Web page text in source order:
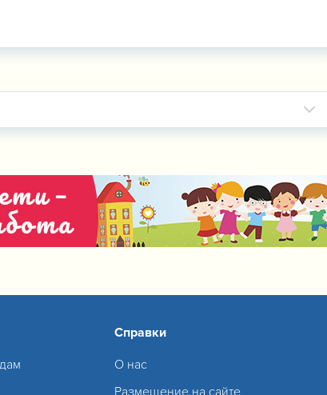
Справки
О нас
Размещение на сайте